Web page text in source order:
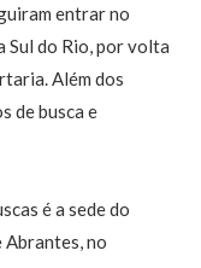
entrar no
Sul do Rio, por volta
Além dos
de busca e
é a sede do
Abrantes, no